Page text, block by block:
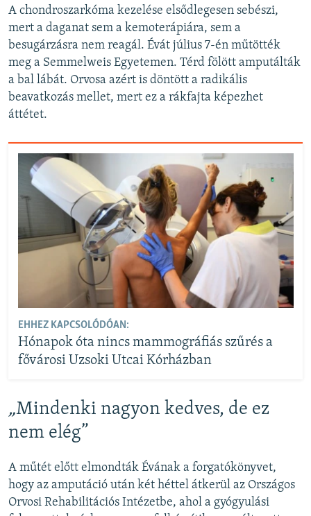
A chondroszarkóma kezelése elsődlegesen sebészi,
mert a daganat sem a kemoterápiára, sem a
besugárzásra nem reagál. Évát július 7-én műtötték
meg a Semmelweis Egyetemen. Térd fölött amputálták
a bal lábát. Orvosa azért is döntött a radikális
beavatkozás mellet, mert ez a rákfajta képezhet
áttétet.
EHHEZ KAPCSOLÓDÓAN:
Hónapok óta nincs mammográfiás szűrés a
fővárosi Uzsoki Utcai Kórházban
„Mindenki nagyon kedves, de ez
nem elég”
A műtét előtt elmondták Évának a forgatókönyvet,
hogy az amputáció után két héttel átkerül az Országos
Orvosi Rehabilitációs Intézetbe, ahol a gyógyulási